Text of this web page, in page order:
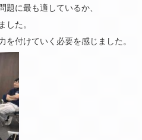
題に最も適しているか、
した。
付けていく必要を感じました。